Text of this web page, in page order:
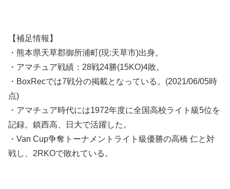
【補足情報】
・熊本県天草郡御所浦町(現:天草市)出身。
・アマチュア戦績：28戦24勝(15KO)4敗。
・BoxRecでは7戦分の掲載となっている。(2021/06/05時
点)
・アマチュア時代には1972年度に全国高校ライト級5位を
記録。鎮西高、日大で活躍した。
・Van Cup争奪トーナメントライト級優勝の高橋 仁と対
戦し、2RKOで敗れている。